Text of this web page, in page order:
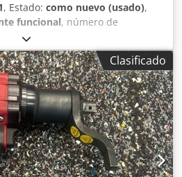
, Estado: como nuevo (usado),
funcional, número de
, De nuestro stock de
probadas y totalmente
neumático angular de 45°
arranque por botón Potencia:
1050 min-1 Longitud: 291 mm
Ablok Otras herramientas
y mantenimiento bajo
Clasificado